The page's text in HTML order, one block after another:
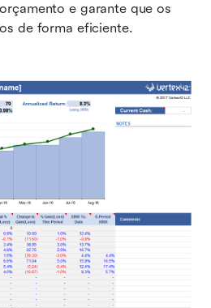
e garante que os
de forma eficiente.